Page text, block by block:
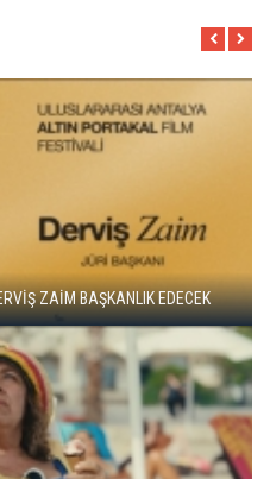
BAŞKANI ZUHAL OLCAY